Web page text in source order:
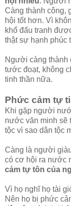
Càng thành công,
hội tốt hơn. Vì
khổ đấu tranh
thật sự hạnh phúc
Người càng thành
tước đoạt, không
tinh thần nữa.
Phức cảm tự
Khi gặp người
nước văn minh sẽ
tộc vì sao dân tộc
Càng là người
có cơ hội ra nước
cảm tự tôn của
Vì họ nghĩ họ tài
Nên họ bị phức